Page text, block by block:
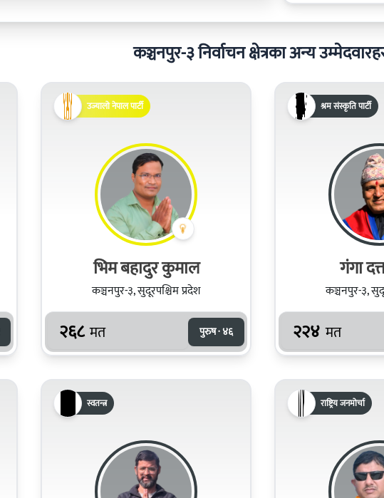
कञ्चनपुर-३ निर्वाचन क्षेत्रका अन्य
उज्यालो नेपाल पार्टी
भिम बहादुर कुमाल
कञ्चनपुर-३, सुदूरपश्चिम प्रदेश
२६८ मत पुरुष · ४६
श्रम संस्कृति पार्टी
गंगा
कञ्चनपुर-३,
२२४ मत
स्वतन्त्र राष्ट्रिय जनमोर्चा